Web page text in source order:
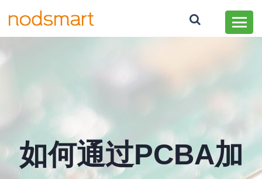
如何通过PCBA加